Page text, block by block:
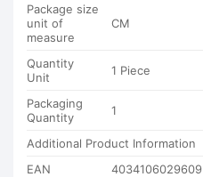
Package size
unit of
measure
CM
Quantity
Unit
1 Piece
Packaging
Quantity
1
Additional Product Information
EAN
4034106029609